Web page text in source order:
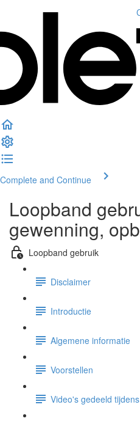
Complete and Continue
Loopband
gewenning,
Loopband gebruik
Disclaimer
Introductie
Algemene informatie
Voorstellen
Video's gedeeld